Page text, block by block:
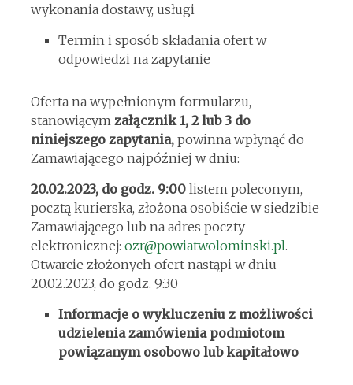
wykonania dostawy, usługi
Termin i sposób składania ofert w
odpowiedzi na zapytanie
Oferta na wypełnionym formularzu,
stanowiącym załącznik 1, 2 lub 3 do
niniejszego zapytania,powinna wpłynąć do
Zamawiającego najpóźniej w dniu:
20.02.2023, do godz. 9:00listem poleconym,
pocztą kurierska, złożona osobiście w siedzibie
Zamawiającego lub na adres poczty
elektronicznej: ozr@powiatwolominski.pl.
Otwarcie złożonych ofert nastąpi w dniu
20.02.2023, do godz. 9:30
Informacje o wykluczeniu z możliwości
udzielenia zamówienia podmiotom
powiązanym osobowo lub kapitałowo